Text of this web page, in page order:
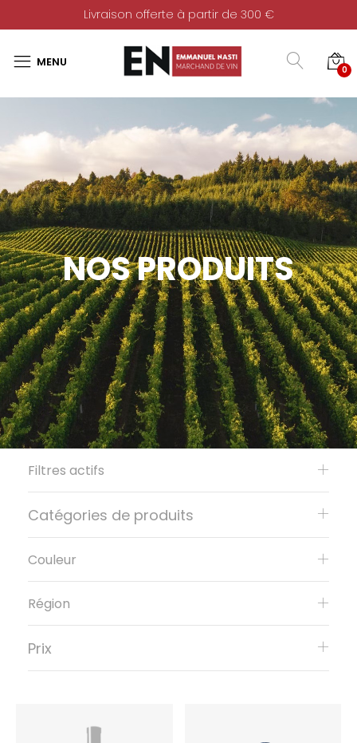
Livraison offerte à partir de 300 €
0
NOS PRODUITS
Filtres actifs
Catégories de produits
Couleur
Région
Prix